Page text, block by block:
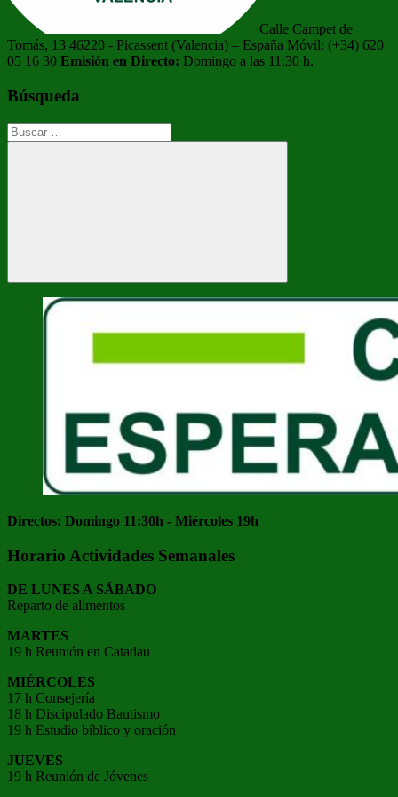
Calle Campet de
Tomás, 13 46220 - Picassent (Valencia) – España Móvil: (+34) 620
05 16 30 Emisión en Directo: Domingo a las 11:30 h.
Búsqueda
Buscar:
Buscar
Directos: Domingo 11:30h - Miércoles 19h
Horario Actividades Semanales
DE LUNES A SÁBADO
Reparto de alimentos
MARTES
19 h Reunión en Catadau
MIÉRCOLES
17 h Consejería
18 h Discipulado Bautismo
19 h Estudio bíblico y oración
JUEVES
19 h Reunión de Jóvenes